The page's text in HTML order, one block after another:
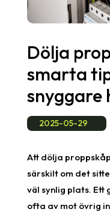
Dölja
smarta
snyggare
2025-05-29
Att dölja
särskilt om det
väl synlig plats.
ofta av mot övrig